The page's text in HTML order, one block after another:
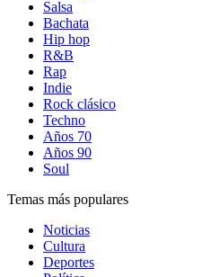
Salsa
Bachata
Hip hop
R&B
Rap
Indie
Rock clásico
Techno
Años 70
Años 90
Soul
Temas más populares
Noticias
Cultura
Deportes